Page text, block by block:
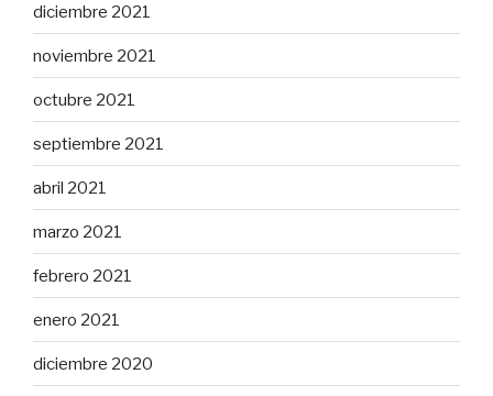
diciembre 2021
noviembre 2021
octubre 2021
septiembre 2021
abril 2021
marzo 2021
febrero 2021
enero 2021
diciembre 2020